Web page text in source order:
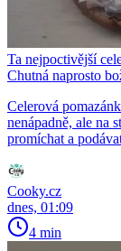
Ta nejpoctivější
Chutná naprosto
Celerová
nenápadně, ale na
promíchat a
Cooky.cz
dnes, 01:09
4 min